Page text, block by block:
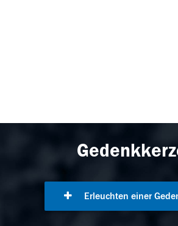
Erleuchten einer